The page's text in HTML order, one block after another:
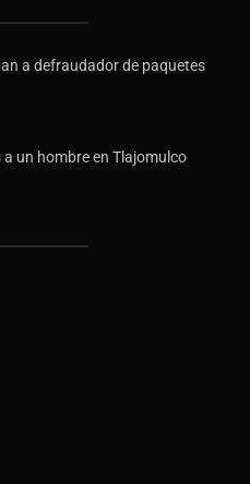
a defraudador de paquetes
un hombre en Tlajomulco